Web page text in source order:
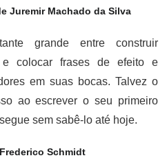
Juremir Machado da Silva
grande entre construir
e colocar frases de efeito e
em suas bocas. Talvez o
ao escrever o seu primeiro
sem sabê-lo até hoje.
Schmidt